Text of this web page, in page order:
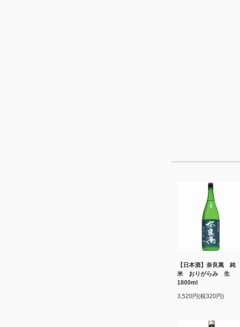
【日本酒】奈良萬 純
米 おりがらみ 生
1800ml
3,520円(税320円)